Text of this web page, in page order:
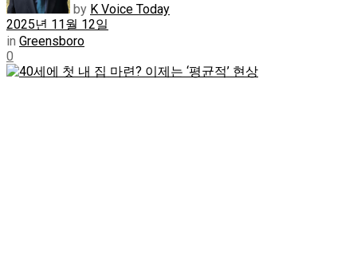
by K Voice Today
2025년 11월 12일
in Greensboro
0